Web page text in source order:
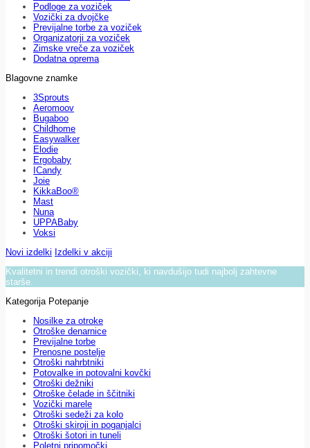
Podloge za voziček
Vozički za dvojčke
Previjalne torbe za voziček
Organizatorji za voziček
Zimske vreče za voziček
Dodatna oprema
Blagovne znamke
3Sprouts
Aeromoov
Bugaboo
Childhome
Easywalker
Elodie
Ergobaby
ICandy
Joie
KikkaBoo®
Mast
Nuna
UPPABaby
Voksi
Novi izdelki Izdelki v akciji
Kvalitetni in trendi otroški vozički, ki navdušijo tudi najbolj zahtevne
starše.
Kategorija Potepanje
Nosilke za otroke
Otroške denarnice
Previjalne torbe
Prenosne postelje
Otroški nahrbtniki
Potovalke in potovalni kovčki
Otroški dežniki
Otroške čelade in ščitniki
Vozički marele
Otroški sedeži za kolo
Otroški skiroji in poganjalci
Otroški šotori in tuneli
Poletni pripomočki